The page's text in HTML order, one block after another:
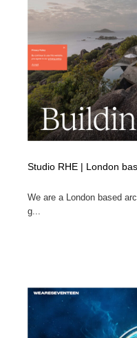
Studio RHE | London
We are a London based
g...